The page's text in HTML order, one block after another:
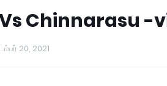
Chinnarasu -
20, 2021